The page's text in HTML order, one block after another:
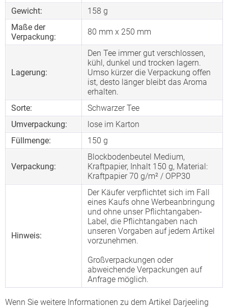
Gewicht:
158 g
Maße der
Verpackung:
80 mm x 250 mm
Lagerung:
Den Tee immer gut verschlossen,
kühl, dunkel und trocken lagern.
Umso kürzer die Verpackung offen
ist, desto länger bleibt das Aroma
erhalten.
Sorte:
Schwarzer Tee
Umverpackung:
lose im Karton
Füllmenge:
150 g
Verpackung:
Blockbodenbeutel Medium,
Kraftpapier, Inhalt 150 g, Material:
Kraftpapier 70 g/m² / OPP30
Hinweis:
Der Käufer verpflichtet sich im Fall
eines Kaufs ohne Werbeanbringung
und ohne unser Pflichtangaben-
Label, die Pflichtangaben nach
unseren Vorgaben auf jedem Artikel
vorzunehmen.
Großverpackungen oder
abweichende Verpackungen auf
Anfrage möglich.
Wenn Sie weitere Informationen zu dem Artikel Darjeeling